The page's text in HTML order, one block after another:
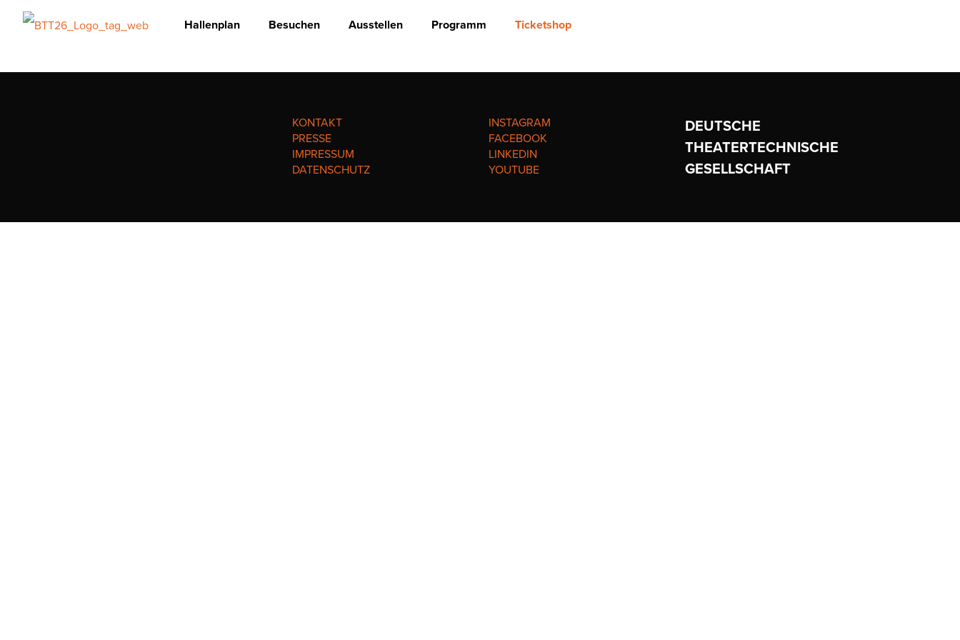
Hallenplan Besuchen Ausstellen Programm Ticketshop
KONTAKT
PRESSE
IMPRESSUM
DATENSCHUTZ
INSTAGRAM
FACEBOOK
LINKEDIN
YOUTUBE
DEUTSCHE
THEATERTECHNISCHE
GESELLSCHAFT